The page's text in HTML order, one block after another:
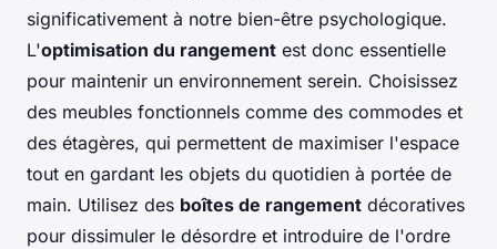
significativement à notre bien-être psychologique.
L'optimisation du rangement est donc essentielle
pour maintenir un environnement serein. Choisissez
des meubles fonctionnels comme des commodes et
des étagères, qui permettent de maximiser l'espace
tout en gardant les objets du quotidien à portée de
main. Utilisez des boîtes de rangement décoratives
pour dissimuler le désordre et introduire de l'ordre